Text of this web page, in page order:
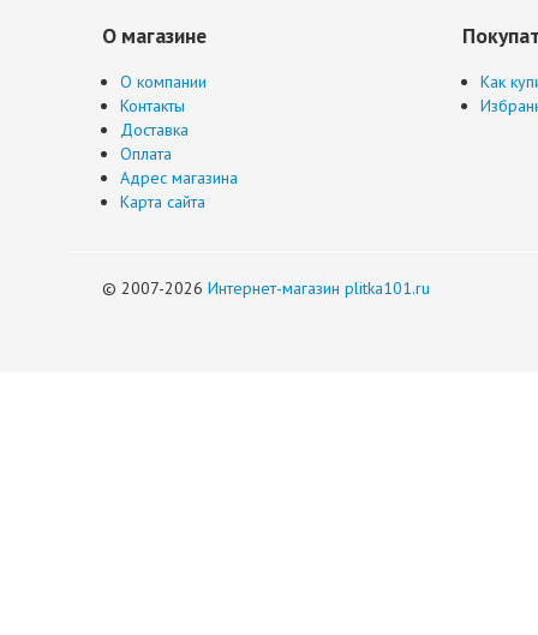
О магазине
О компании
Контакты
Доставка
Оплата
Адрес магазина
Карта сайта
Как
© 2007-2026 Интернет-магазин plitka101.ru